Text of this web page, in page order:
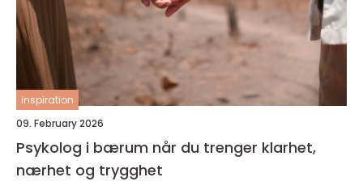
inspiration
09. February 2026
Psykolog i bærum når du trenger klarhet,
nærhet og trygghet